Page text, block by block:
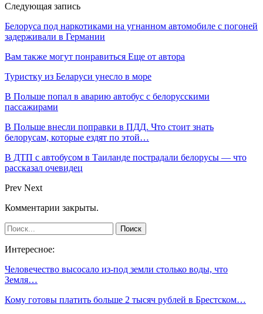
Следующая запись
Белоруса под наркотиками на угнанном автомобиле с погоней
задерживали в Германии
Вам также могут понравиться Еще от автора
Туристку из Беларуси унесло в море
В Польше попал в аварию автобус с белорусскими
пассажирами
В Польше внесли поправки в ПДД. Что стоит знать
белорусам, которые ездят по этой…
В ДТП с автобусом в Таиланде пострадали белорусы — что
рассказал очевидец
Prev Next
Комментарии закрыты.
Интересное:
Человечество высосало из-под земли столько воды, что
Земля…
Кому готовы платить больше 2 тысяч рублей в Брестском…